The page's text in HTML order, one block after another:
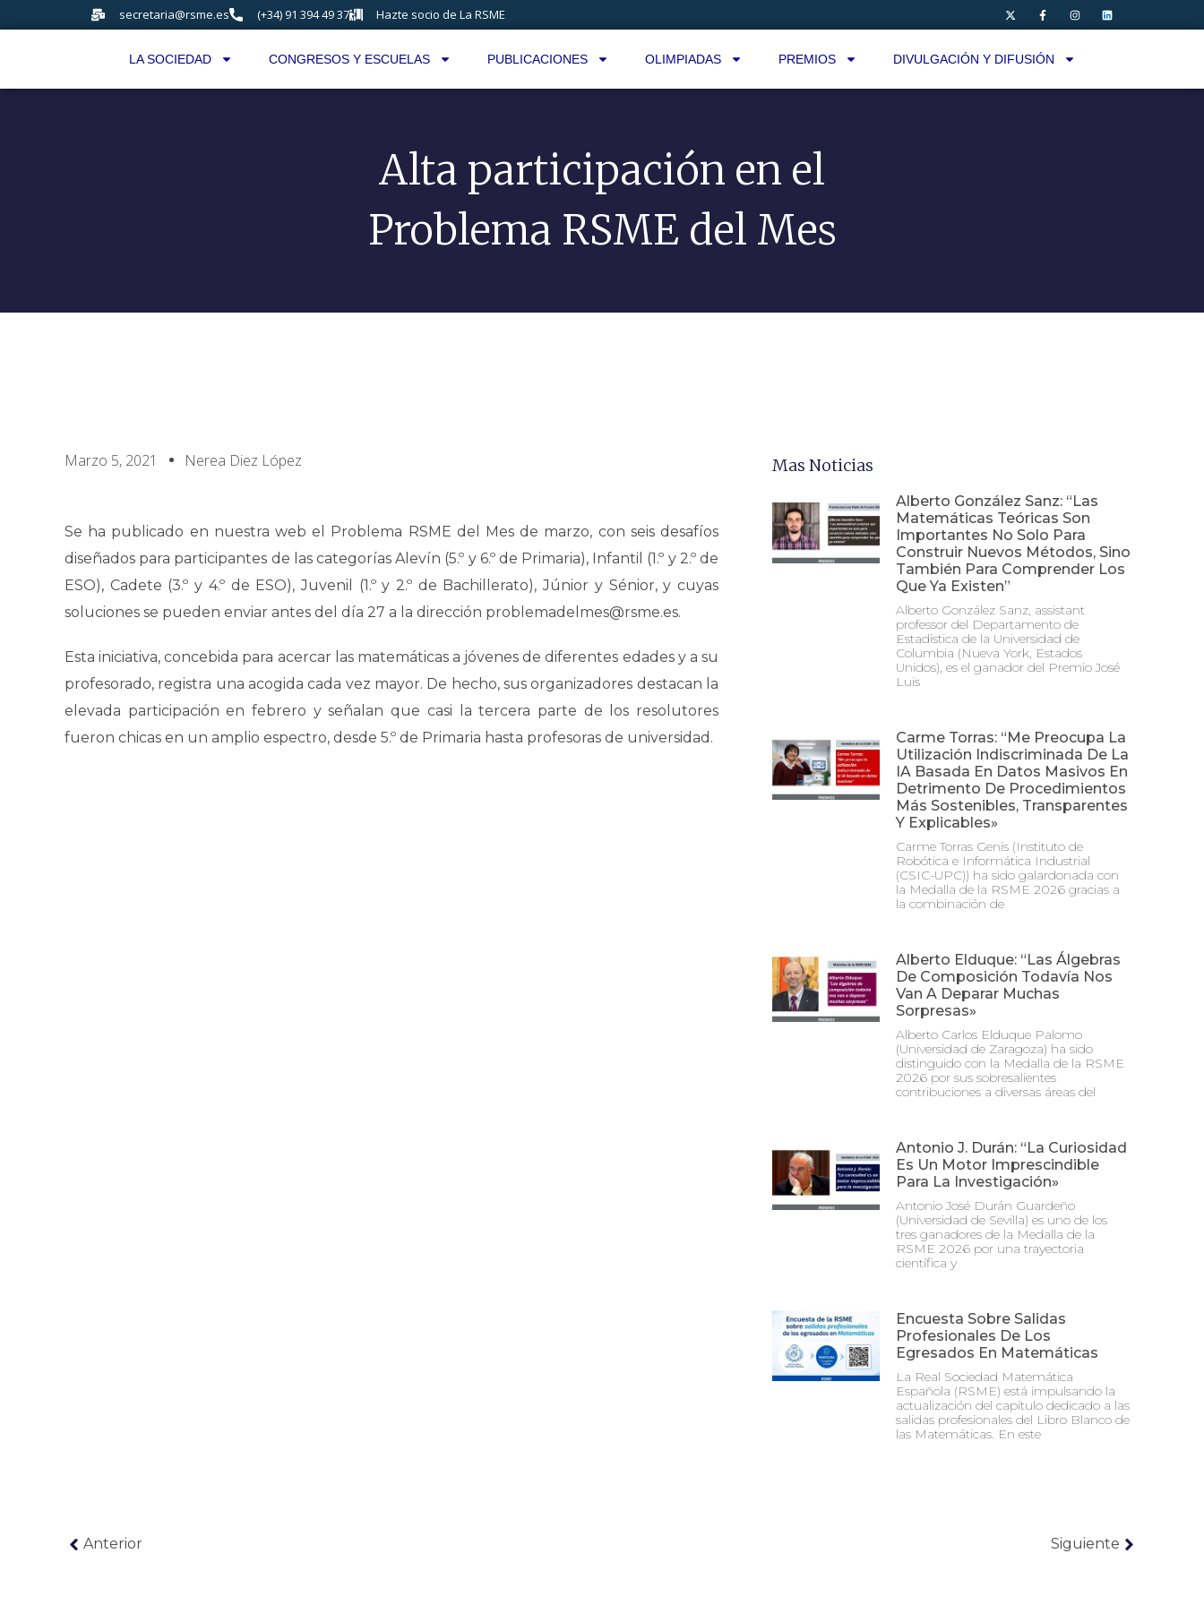
secretaria@rsme.es (+34) 91 394 49 37 Hazte socio de La RSME
LA SOCIEDAD CONGRESOS Y ESCUELAS PUBLICACIONES OLIMPIADAS PREMIOS DIVULGACIÓN Y DIFUSIÓN
Alta participación en el
Problema RSME del Mes
Marzo 5, 2021 Nerea Diez López
Se ha publicado en nuestra web el Problema RSME del Mes de marzo, con seis desafíos
diseñados para participantes de las categorías Alevín (5.º y 6.º de Primaria), Infantil (1.º y 2.º de
ESO), Cadete (3.º y 4.º de ESO), Juvenil (1.º y 2.º de Bachillerato), Júnior y Sénior, y cuyas
soluciones se pueden enviar antes del día 27 a la dirección problemadelmes@rsme.es.
Esta iniciativa, concebida para acercar las matemáticas a jóvenes de diferentes edades y a su
profesorado, registra una acogida cada vez mayor. De hecho, sus organizadores destacan la
elevada participación en febrero y señalan que casi la tercera parte de los resolutores
fueron chicas en un amplio espectro, desde 5.º de Primaria hasta profesoras de universidad.
Mas Noticias
Alberto González Sanz: “Las
Matemáticas Teóricas Son
Importantes No Solo Para
Construir Nuevos Métodos, Sino
También Para Comprender Los
Que Ya Existen”
Alberto González Sanz, assistant
professor del Departamento de
Estadística de la Universidad de
Columbia (Nueva York, Estados
Unidos), es el ganador del Premio José
Luis
Carme Torras: “Me Preocupa La
Utilización Indiscriminada De La
IA Basada En Datos Masivos En
Detrimento De Procedimientos
Más Sostenibles, Transparentes
Y Explicables»
Carme Torras Genís (Instituto de
Robótica e Informática Industrial
(CSIC-UPC)) ha sido galardonada con
la Medalla de la RSME 2026 gracias a
la combinación de
Alberto Elduque: “Las Álgebras
De Composición Todavía Nos
Van A Deparar Muchas
Sorpresas»
Alberto Carlos Elduque Palomo
(Universidad de Zaragoza) ha sido
distinguido con la Medalla de la RSME
2026 por sus sobresalientes
contribuciones a diversas áreas del
Antonio J. Durán: “La Curiosidad
Es Un Motor Imprescindible
Para La Investigación»
Antonio José Durán Guardeño
(Universidad de Sevilla) es uno de los
tres ganadores de la Medalla de la
RSME 2026 por una trayectoria
científica y
Encuesta Sobre Salidas
Profesionales De Los
Egresados En Matemáticas
La Real Sociedad Matemática
Española (RSME) está impulsando la
actualización del capítulo dedicado a las
salidas profesionales del Libro Blanco de
las Matemáticas. En este
Anterior Siguiente